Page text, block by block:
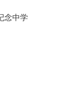
念中学